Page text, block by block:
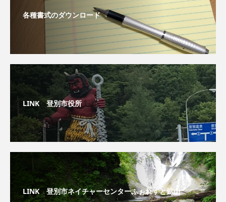
各種書式のダウンロード
LINK 登別市役所
LINK 登別市ネイチャーセンターふぉれすと鉱山